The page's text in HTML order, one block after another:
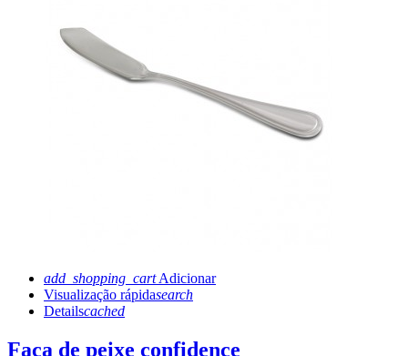
add_shopping_cart Adicionar
Visualização rápidasearch
Detailscached
Faca de peixe confidence